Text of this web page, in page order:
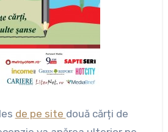
de pe site două cărți de